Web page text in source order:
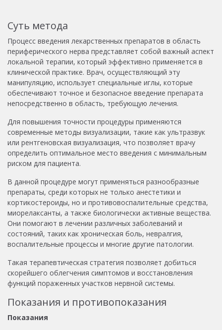
Суть метода
Процесс введения лекарственных препаратов в область
периферического нерва представляет собой важный аспект
локальной терапии, который эффективно применяется в
клинической практике. Врач, осуществляющий эту
манипуляцию, использует специальные иглы, которые
обеспечивают точное и безопасное введение препарата
непосредственно в область, требующую лечения.
Для повышения точности процедуры применяются
современные методы визуализации, такие как ультразвук
или рентгеновская визуализация, что позволяет врачу
определить оптимальное место введения с минимальным
риском для пациента.
В данной процедуре могут применяться разнообразные
препараты, среди которых не только анестетики и
кортикостероиды, но и противовоспалительные средства,
миорелаксанты, а также биологически активные вещества.
Они помогают в лечении различных заболеваний и
состояний, таких как хроническая боль, невралгия,
воспалительные процессы и многие другие патологии.
Такая терапевтическая стратегия позволяет добиться
скорейшего облегчения симптомов и восстановления
функций пораженных участков нервной системы.
Показания и противопоказания
Показания